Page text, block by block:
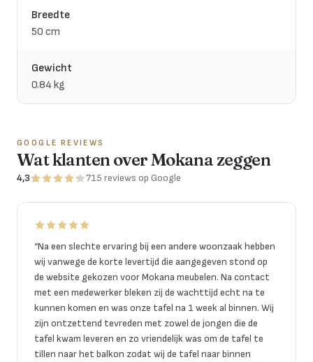
Breedte
50 cm
Gewicht
0.84 kg
GOOGLE REVIEWS
Wat klanten over Mokana zeggen
4,3 715 reviews op Google
“Na een slechte ervaring bij een andere woonzaak hebben
wij vanwege de korte levertijd die aangegeven stond op
de website gekozen voor Mokana meubelen. Na contact
met een medewerker bleken zij de wachttijd echt na te
kunnen komen en was onze tafel na 1 week al binnen. Wij
zijn ontzettend tevreden met zowel de jongen die de
tafel kwam leveren en zo vriendelijk was om de tafel te
tillen naar het balkon zodat wij de tafel naar binnen